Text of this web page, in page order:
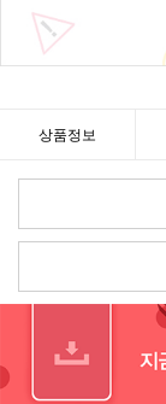
상품정보